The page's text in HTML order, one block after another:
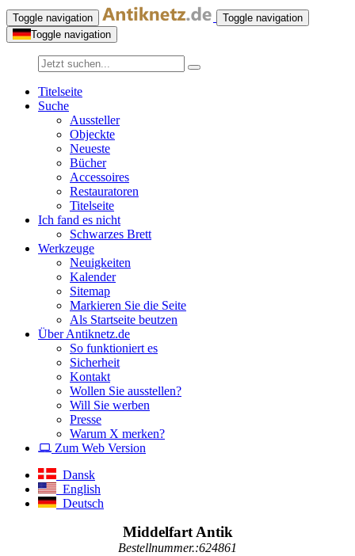
Toggle navigation
Toggle navigation
Toggle navigation
Titelseite
Suche
Aussteller
Objeckte
Neueste
Bücher
Accessoires
Restauratoren
Titelseite
Ich fand es nicht
Schwarzes Brett
Werkzeuge
Neuigkeiten
Kalender
Sitemap
Markieren Sie die Seite
Als Startseite beutzen
Über Antiknetz.de
So funktioniert es
Sicherheit
Kontakt
Wollen Sie ausstellen?
Will Sie werben
Presse
Warum X merken?
Zum Web Version
Dansk
English
Deutsch
Middelfart Antik
Bestellnummer.:624861